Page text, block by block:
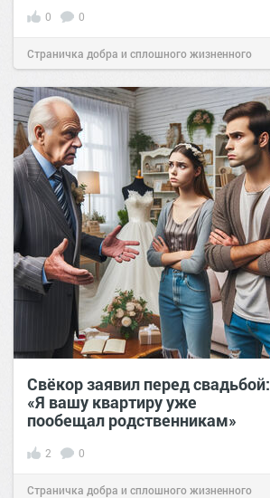
0 0
Страничка добра и сплошного жизненного
позитива!14:2731 янв 2022
Cвёкор заявил перед свадьбой:
«Я вашу квартиру уже
пообещал родственникам»
2 0
Страничка добра и сплошного жизненного